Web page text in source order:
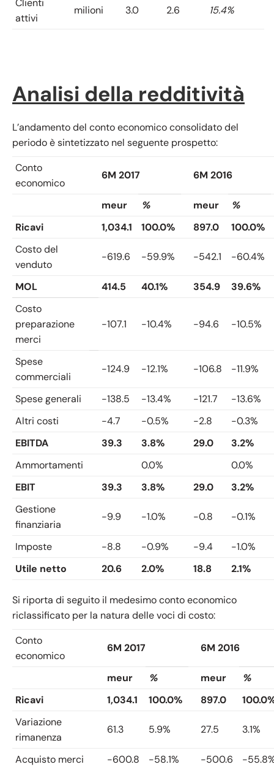
Clienti
attivi
milioni 3.0 2.6 15.4%
Analisi della redditività
L’andamento del conto economico consolidato del
periodo è sintetizzato nel seguente prospetto:
Conto
economico
6M 2017 6M 2016
meur % meur
%
Ricavi
1,034.1 100.0% 897.0
100.0%
Costo del
venduto
-619.6 -59.9% -542.1 -60.4%
MOL 414.5 40.1% 354.9
39.6%
Costo
preparazione
merci
-107.1 -10.4% -94.6 -10.5%
Spese
commerciali
-124.9 -12.1% -106.8 -11.9%
Spese generali -138.5 -13.4% -121.7
-13.6%
Altri costi
-4.7 -0.5% -2.8
-0.3%
EBITDA
39.3 3.8% 29.0
3.2%
Ammortamenti
0.0%
0.0%
EBIT
39.3 3.8% 29.0
3.2%
Gestione
finanziaria
-9.9 -1.0% -0.8 -0.1%
Imposte -8.8 -0.9% -9.4
-1.0%
Utile netto
20.6 2.0% 18.8 2.1%
Si riporta di seguito il medesimo conto economico
riclassificato per la natura delle voci di costo:
Conto
economico
6M 2017 6M 2016
meur % meur
%
Ricavi
1,034.1 100.0% 897.0
Variazione
rimanenza
61.3 5.9% 27.5 3.1%
Acquisto merci -600.8 -58.1% -500.6
-